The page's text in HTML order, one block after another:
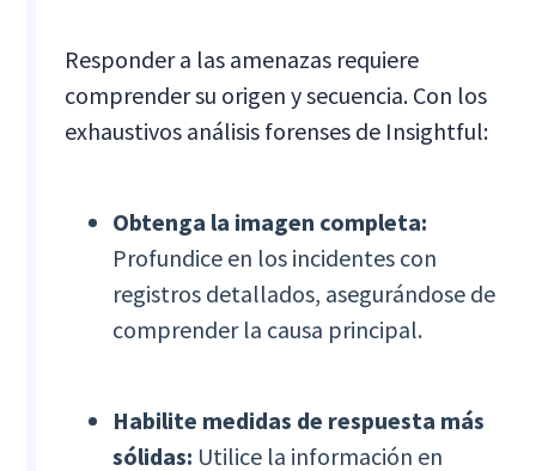
Responder a las amenazas requiere
comprender su origen y secuencia. Con los
exhaustivos análisis forenses de Insightful:
Obtenga la imagen completa:
Profundice en los incidentes con
registros detallados, asegurándose de
comprender la causa principal.
Habilite medidas de respuesta más
sólidas: Utilice la información en